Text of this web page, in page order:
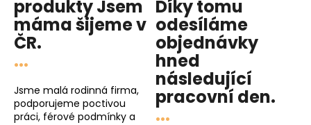
produktyJsem
mámašijeme v
ČR.
...
Jsme malá rodinná firma,
podporujeme poctivou
práci, férové podmínky a
Díky tomu
odesíláme
objednávky
hned
následující
pracovní den.
...